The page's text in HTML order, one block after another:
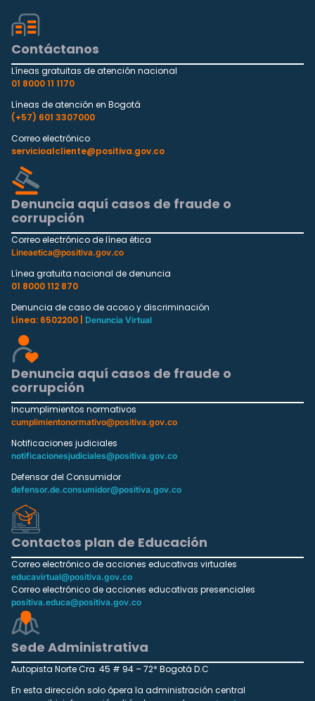
Contáctanos
Líneas gratuitas de atención nacional
01 8000 11 1170
Líneas de atención en Bogotá
(+57) 601 3307000
Correo electrónico
servicioalcliente@positiva.gov.co
Denuncia aquí casos de fraude o
corrupción
Correo electrónico de línea ética
Lineaetica@positiva.gov.co
Línea gratuita nacional de denuncia
01 8000 112 870
Denuncia de caso de acoso y discriminación
Línea: 6502200 |
Denuncia Virtual
Denuncia aquí casos de fraude o
corrupción
Incumplimientos normativos
cumplimientonormativo@positiva.gov.co
Notificaciones judiciales
notificacionesjudiciales@positiva.gov.co
Defensor del Consumidor
defensor.de.consumidor@positiva.gov.co
Contactos plan de Educación
Correo electrónico de acciones educativas virtuales
educavirtual@positiva.gov.co
Correo electrónico de acciones educativas presenciales
positiva.educa@positiva.gov.co
Sede Administrativa
Autopista Norte Cra. 45 # 94 – 72* Bogotá D.C
En esta dirección solo ópera la administración central